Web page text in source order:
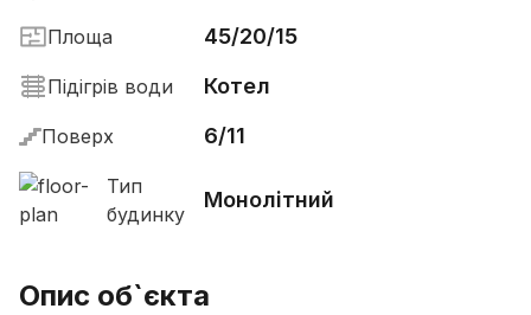
Площа 45/20/15
Підігрів води Котел
Поверх 6/11
Тип
будинку
Монолітний
Опис об`єкта